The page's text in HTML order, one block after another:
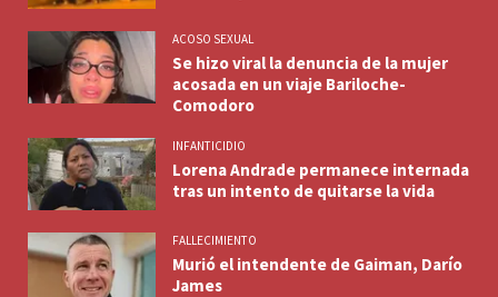
ACOSO SEXUAL
Se hizo viral la denuncia de la mujer
acosada en un viaje Bariloche-
Comodoro
INFANTICIDIO
Lorena Andrade permanece internada
tras un intento de quitarse la vida
FALLECIMIENTO
Murió el intendente de Gaiman, Darío
James